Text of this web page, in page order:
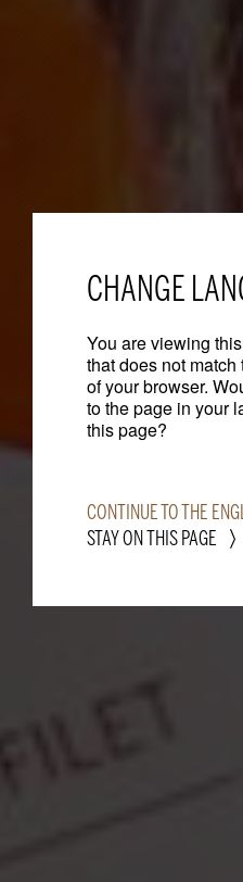
CHANGE
You are viewing
that does not
of your browser.
to the page in your
this page?
CONTINUE TO THE
STAY ON THIS PAGE